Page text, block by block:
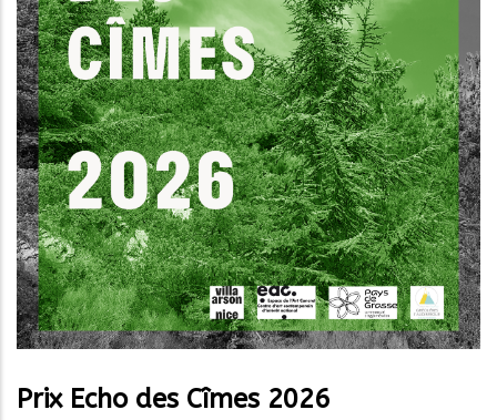
Prix Echo des Cîmes 2026